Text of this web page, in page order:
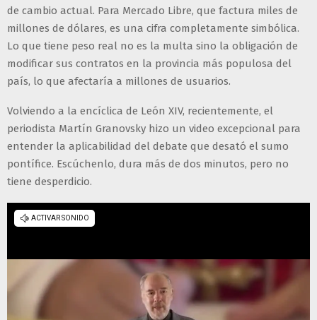
de cambio actual. Para Mercado Libre, que factura miles de
millones de dólares, es una cifra completamente simbólica.
Lo que tiene peso real no es la multa sino la obligación de
modificar sus contratos en la provincia más populosa del
país, lo que afectaría a millones de usuarios.
Volviendo a la encíclica de León XIV, recientemente, el
periodista Martín Granovsky hizo un video excepcional para
entender la aplicabilidad del debate que desató el sumo
pontífice. Escúchenlo, dura más de dos minutos, pero no
tiene desperdicio.